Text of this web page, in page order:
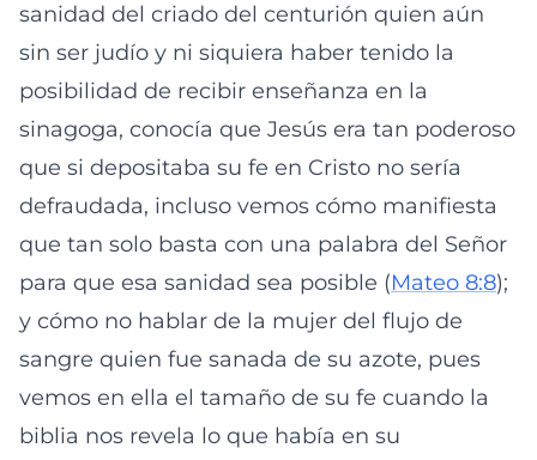
sanidad del criado del centurión quien aún
sin ser judío y ni siquiera haber tenido la
posibilidad de recibir enseñanza en la
sinagoga, conocía que Jesús era tan poderoso
que si depositaba su fe en Cristo no sería
defraudada, incluso vemos cómo manifiesta
que tan solo basta con una palabra del Señor
para que esa sanidad sea posible (Mateo 8:8);
y cómo no hablar de la mujer del flujo de
sangre quien fue sanada de su azote, pues
vemos en ella el tamaño de su fe cuando la
biblia nos revela lo que había en su